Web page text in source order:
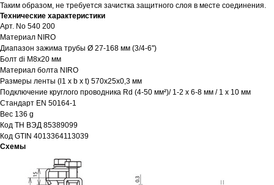
Таким образом, не требуется зачистка защитного слоя в месте соединения.
Технические характеристики
Арт. No 540 200
Материал NIRO
Диапазон зажима трубы Ø 27-168 мм (3/4-6'')
Болт di M8x20 мм
Материал болта NIRO
Размеры ленты (l1 x b x t) 570x25x0,3 мм
Подключение круглого проводника Rd (4-50 мм²)/ 1-2 x 6-8 мм / 1 x 10 мм
Стандарт EN 50164-1
Вес 136 g
Код ТН ВЭД 85389099
Код GTIN 4013364113039
Схемы